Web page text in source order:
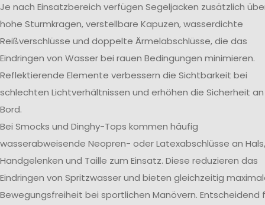
Je nach Einsatzbereich verfügen Segeljacken zusätzlich
hohe Sturmkragen, verstellbare Kapuzen, wasserdichte
Reißverschlüsse und doppelte Ärmelabschlüsse, die das
Eindringen von Wasser bei rauen Bedingungen minimieren.
Reflektierende Elemente verbessern die Sichtbarkeit bei
schlechten Lichtverhältnissen und erhöhen die Sicherheit an
Bord.
Bei Smocks und Dinghy-Tops kommen häufig
wasserabweisende Neopren- oder Latexabschlüsse an Hals,
Handgelenken und Taille zum Einsatz. Diese reduzieren das
Eindringen von Spritzwasser und bieten gleichzeitig
Bewegungsfreiheit bei sportlichen Manövern. Entscheidend